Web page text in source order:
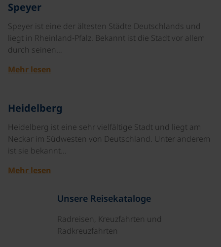
Speyer
Speyer ist eine der ältesten Städte Deutschlands und
liegt in Rheinland-Pfalz. Bekannt ist die Stadt vor allem
durch seinen…
Mehr lesen
Heidelberg
Heidelberg ist eine sehr vielfältige Stadt und liegt am
Neckar im Südwesten von Deutschland. Unter anderem
ist sie bekannt…
Mehr lesen
Unsere Reisekataloge
Radreisen, Kreuzfahrten und
Radkreuzfahrten